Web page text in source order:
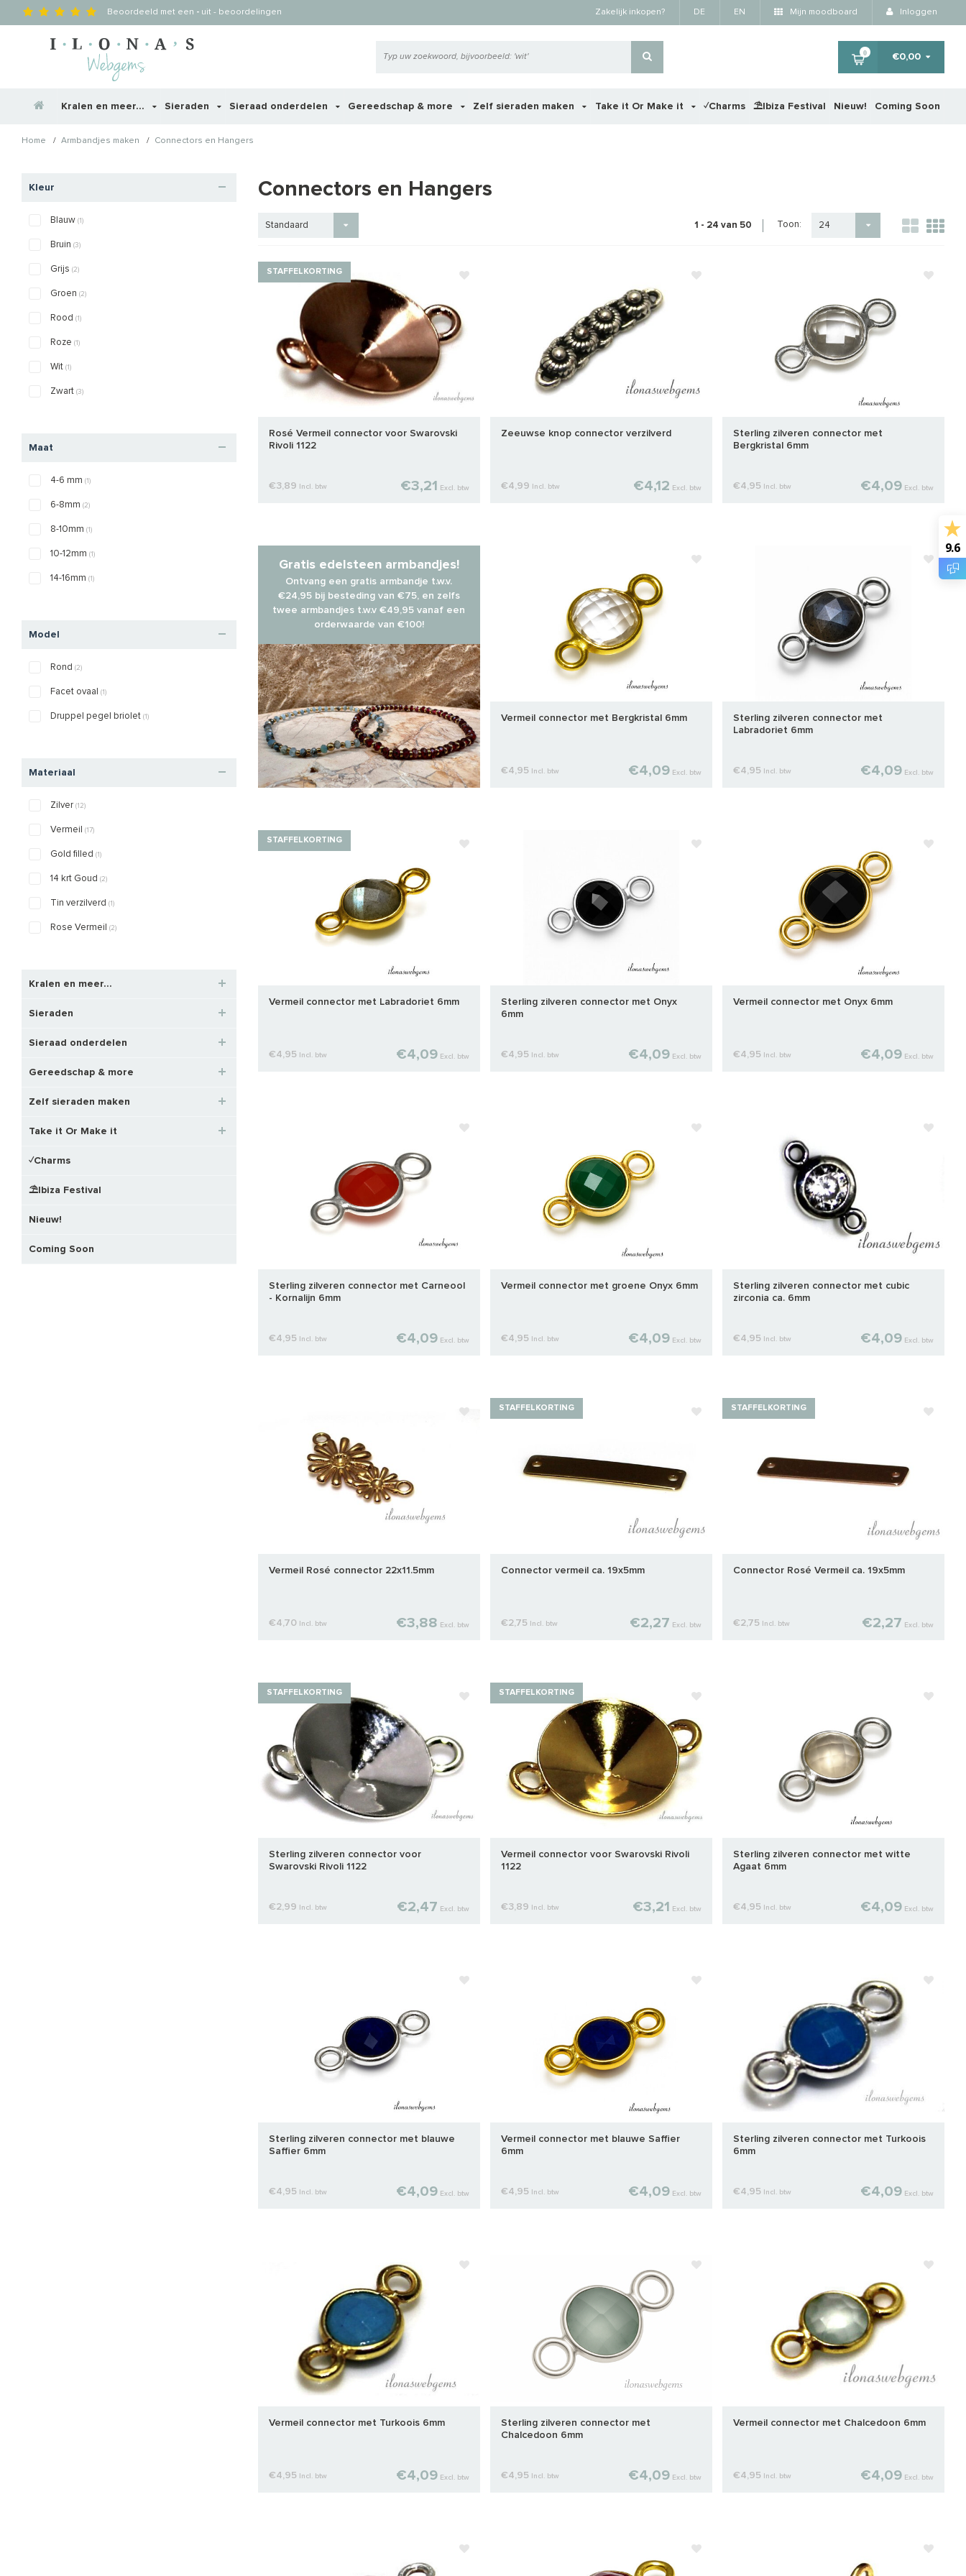
Beoordeeld met een - uit - beoordelingen Zakelijk inkopen? DE EN Mijn moodboard Inloggen
0 €0,00
Kralen en meer... Sieraden Sieraad onderdelen Gereedschap & more Zelf sieraden maken Take it Or Make it ✓Charms ⛱️Ibiza Festival Nieuw! Coming Soon
Home / Armbandjes maken / Connectors en Hangers
Kleur
Blauw (1)
Bruin (3)
Grijs (2)
Groen (2)
Rood (1)
Roze (1)
Wit (1)
Zwart (3)
Maat
4-6 mm (1)
6-8mm (2)
8-10mm (1)
10-12mm (1)
14-16mm (1)
Model
Rond (2)
Facet ovaal (1)
Druppel pegel briolet (1)
Materiaal
Zilver (12)
Vermeil (17)
Gold filled (1)
14 krt Goud (2)
Tin verzilverd (1)
Rose Vermeil (2)
Kralen en meer...
Sieraden
Sieraad onderdelen
Gereedschap & more
Zelf sieraden maken
Take it Or Make it
✓Charms
⛱️Ibiza Festival
Nieuw!
Coming Soon
Connectors en Hangers
Standaard 1 - 24 van 50 Toon: 24
STAFFELKORTING
Rosé Vermeil connector voor Swarovski
Rivoli 1122
€3,89 Incl. btw €3,21 Excl. btw
Zeeuwse knop connector verzilverd
€4,99 Incl. btw €4,12 Excl. btw
Sterling zilveren connector met
Bergkristal 6mm
€4,95 Incl. btw €4,09 Excl. btw
Gratis edelsteen armbandjes!
Ontvang een gratis armbandje t.w.v.
€24,95 bij besteding van €75, en zelfs
twee armbandjes t.w.v €49,95 vanaf een
orderwaarde van €100!
Vermeil connector met Bergkristal 6mm
€4,95 Incl. btw €4,09 Excl. btw
Sterling zilveren connector met
Labradoriet 6mm
€4,95 Incl. btw €4,09 Excl. btw
STAFFELKORTING
Vermeil connector met Labradoriet 6mm
€4,95 Incl. btw €4,09 Excl. btw
Sterling zilveren connector met Onyx
6mm
€4,95 Incl. btw €4,09 Excl. btw
Vermeil connector met Onyx 6mm
€4,95 Incl. btw €4,09 Excl. btw
Sterling zilveren connector met Carneool
- Kornalijn 6mm
€4,95 Incl. btw €4,09 Excl. btw
Vermeil connector met groene Onyx 6mm
€4,95 Incl. btw €4,09 Excl. btw
Sterling zilveren connector met cubic
zirconia ca. 6mm
€4,95 Incl. btw €4,09 Excl. btw
Vermeil Rosé connector 22x11.5mm
€4,70 Incl. btw €3,88 Excl. btw
STAFFELKORTING
Connector vermeil ca. 19x5mm
€2,75 Incl. btw €2,27 Excl. btw
STAFFELKORTING
Connector Rosé Vermeil ca. 19x5mm
€2,75 Incl. btw €2,27 Excl. btw
STAFFELKORTING
Sterling zilveren connector voor
Swarovski Rivoli 1122
€2,99 Incl. btw €2,47 Excl. btw
STAFFELKORTING
Vermeil connector voor Swarovski Rivoli
1122
€3,89 Incl. btw €3,21 Excl. btw
Sterling zilveren connector met witte
Agaat 6mm
€4,95 Incl. btw €4,09 Excl. btw
Sterling zilveren connector met blauwe
Saffier 6mm
€4,95 Incl. btw €4,09 Excl. btw
Vermeil connector met blauwe Saffier
6mm
€4,95 Incl. btw €4,09 Excl. btw
Sterling zilveren connector met Turkoois
6mm
€4,95 Incl. btw €4,09 Excl. btw
Vermeil connector met Turkoois 6mm
€4,95 Incl. btw €4,09 Excl. btw
Sterling zilveren connector met
Chalcedoon 6mm
€4,95 Incl. btw €4,09 Excl. btw
Vermeil connector met Chalcedoon 6mm
€4,95 Incl. btw €4,09 Excl. btw
9.6